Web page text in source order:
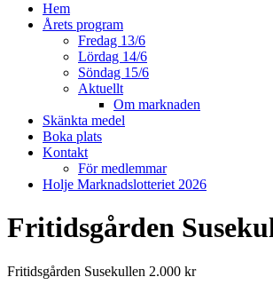
Hem
Årets program
Fredag 13/6
Lördag 14/6
Söndag 15/6
Aktuellt
Om marknaden
Skänkta medel
Boka plats
Kontakt
För medlemmar
Holje Marknadslotteriet 2026
Fritidsgården
Fritidsgården Susekullen 2.000 kr